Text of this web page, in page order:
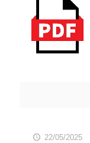
22/05/2025